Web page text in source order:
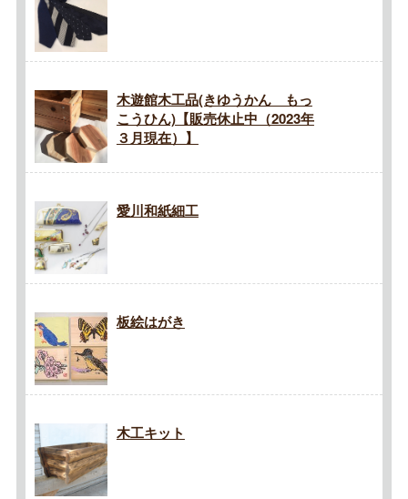
木遊館木工品(きゆうかん もっ
こうひん)【販売休止中（2023年
３月現在）】
愛川和紙細工
板絵はがき
木工キット